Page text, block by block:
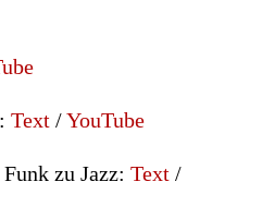
Text/YouTube
zu Jazz: Text/